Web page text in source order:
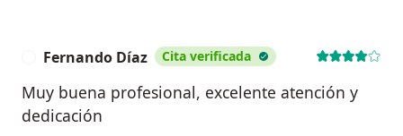
Fernando Díaz Cita verificada
Muy buena profesional, excelente atención y
dedicación